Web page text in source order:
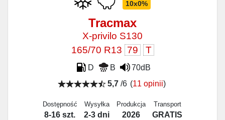
10x0%
Tracmax
X-privilo S130
165/70 R13 79 T
D B
70dB
5,7/6 (11 opinii)
Dostępność
8-16 szt.
Wysyłka
2-3 dni
Produkcja
2026
Transport
GRATIS